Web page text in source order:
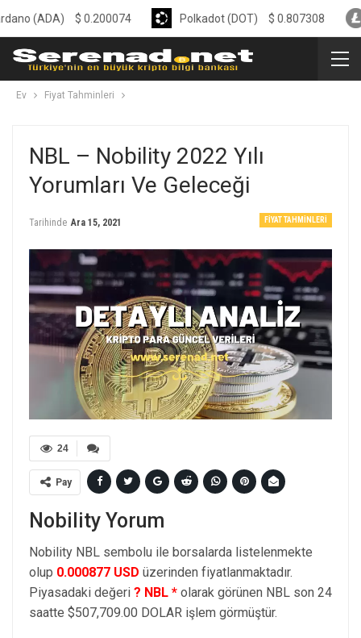
Ev Fiyat Tahminleri
NBL – Nobility 2022 Yılı
Yorumları Ve Geleceği
FIYAT TAHMINLERI
Tarihinde Ara 15, 2021
24
Pay
Nobility Yorum
Nobility NBL sembolu ile borsalarda listelenmekte
olup 0.000877 USD üzerinden fiyatlanmaktadır.
Piyasadaki değeri ? NBL * olarak görünen NBL son 24
saatte $507,709.00 DOLAR işlem görmüştür.
$0.200074 Polkadot (DOT) $0.807308